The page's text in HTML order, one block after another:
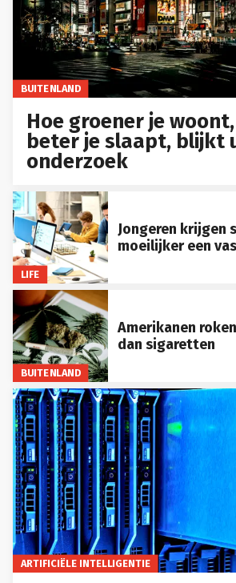
BUITENLAND
Hoe groener je
beter je slaapt, blijkt
onderzoek
LIFE
Jongeren krijgen
moeilijker een
BUITENLAND
Amerikanen
dan sigaretten
ARTIFICIËLE INTELLIGENTIE